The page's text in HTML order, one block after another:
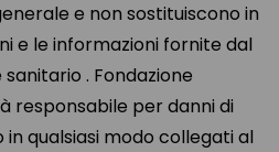
e non sostituiscono in
e le informazioni fornite dal
. Fondazione
responsabile per danni di
qualsiasi modo collegati al